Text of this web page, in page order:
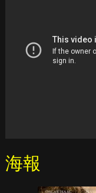
海報